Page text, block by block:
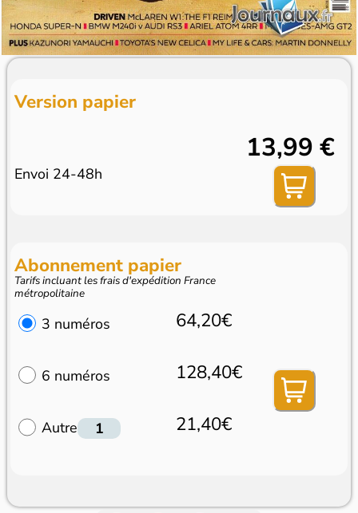
Version papier
Envoi 24-48h
13,99 €
Abonnement papier
Tarifs incluant les frais d'expédition France
métropolitaine
3 numéros 64,20€
6 numéros 128,40€
Autre 21,40€